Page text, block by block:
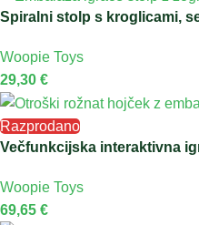
Spiralni stolp s kroglicami,
Woopie Toys
29,30 €
Razprodano
Večfunkcijska interaktivna
Woopie Toys
69,65 €